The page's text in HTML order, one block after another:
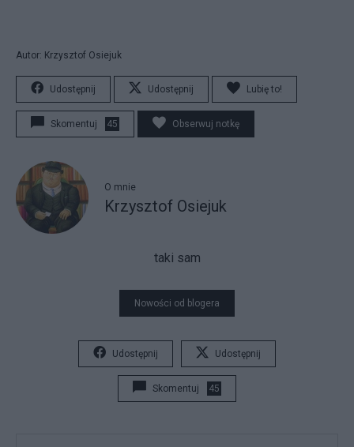
Autor: Krzysztof Osiejuk
Udostępnij Udostępnij Lubię to!
Skomentuj 45 Obserwuj notkę
O mnie
Krzysztof Osiejuk
taki sam
Nowości od blogera
Udostępnij Udostępnij
Skomentuj 45